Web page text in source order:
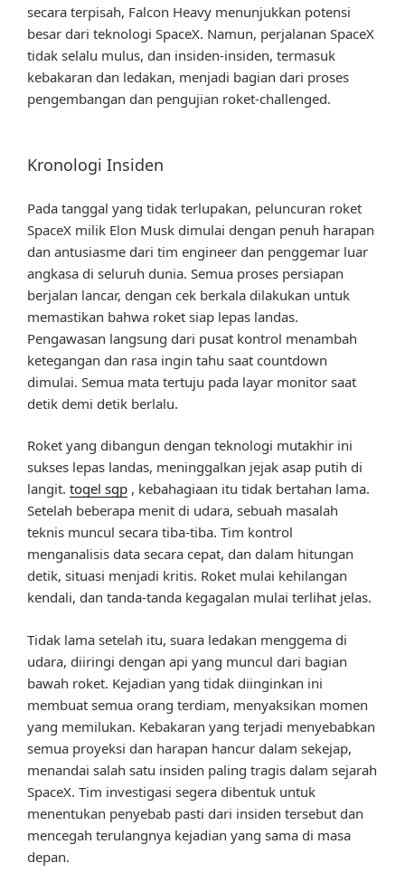
secara terpisah, Falcon Heavy menunjukkan potensi
besar dari teknologi SpaceX. Namun, perjalanan SpaceX
tidak selalu mulus, dan insiden-insiden, termasuk
kebakaran dan ledakan, menjadi bagian dari proses
pengembangan dan pengujian roket-challenged.
Kronologi Insiden
Pada tanggal yang tidak terlupakan, peluncuran roket
SpaceX milik Elon Musk dimulai dengan penuh harapan
dan antusiasme dari tim engineer dan penggemar luar
angkasa di seluruh dunia. Semua proses persiapan
berjalan lancar, dengan cek berkala dilakukan untuk
memastikan bahwa roket siap lepas landas.
Pengawasan langsung dari pusat kontrol menambah
ketegangan dan rasa ingin tahu saat countdown
dimulai. Semua mata tertuju pada layar monitor saat
detik demi detik berlalu.
Roket yang dibangun dengan teknologi mutakhir ini
sukses lepas landas, meninggalkan jejak asap putih di
langit. togel sgp , kebahagiaan itu tidak bertahan lama.
Setelah beberapa menit di udara, sebuah masalah
teknis muncul secara tiba-tiba. Tim kontrol
menganalisis data secara cepat, dan dalam hitungan
detik, situasi menjadi kritis. Roket mulai kehilangan
kendali, dan tanda-tanda kegagalan mulai terlihat jelas.
Tidak lama setelah itu, suara ledakan menggema di
udara, diiringi dengan api yang muncul dari bagian
bawah roket. Kejadian yang tidak diinginkan ini
membuat semua orang terdiam, menyaksikan momen
yang memilukan. Kebakaran yang terjadi menyebabkan
semua proyeksi dan harapan hancur dalam sekejap,
menandai salah satu insiden paling tragis dalam sejarah
SpaceX. Tim investigasi segera dibentuk untuk
menentukan penyebab pasti dari insiden tersebut dan
mencegah terulangnya kejadian yang sama di masa
depan.